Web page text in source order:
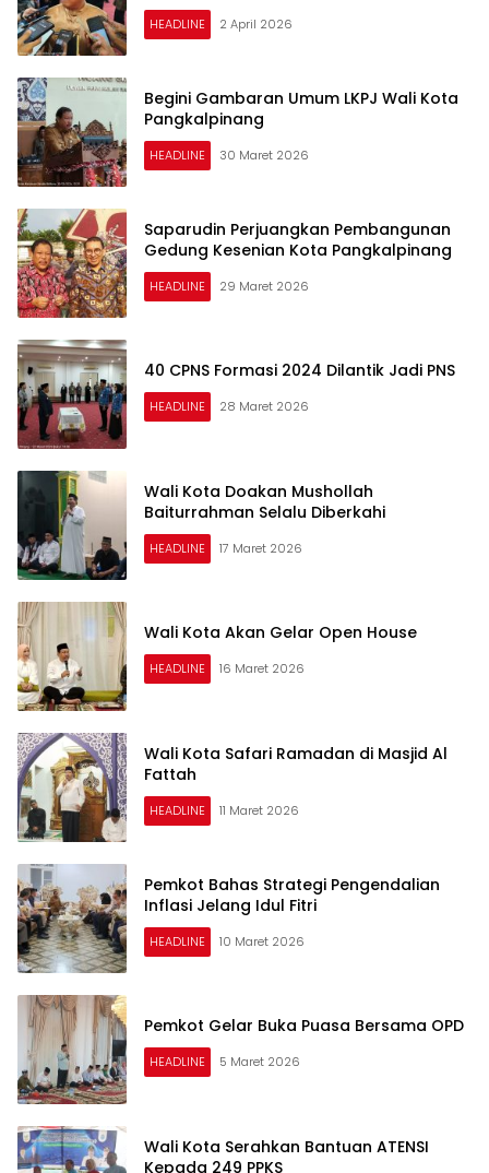
HEADLINE 2 April 2026
Begini Gambaran Umum LKPJ Wali Kota
Pangkalpinang
HEADLINE 30 Maret 2026
Saparudin Perjuangkan Pembangunan
Gedung Kesenian Kota Pangkalpinang
HEADLINE 29 Maret 2026
40 CPNS Formasi 2024 Dilantik Jadi PNS
HEADLINE 28 Maret 2026
Wali Kota Doakan Mushollah
Baiturrahman Selalu Diberkahi
HEADLINE 17 Maret 2026
Wali Kota Akan Gelar Open House
HEADLINE 16 Maret 2026
Wali Kota Safari Ramadan di Masjid Al
Fattah
HEADLINE 11 Maret 2026
Pemkot Bahas Strategi Pengendalian
Inflasi Jelang Idul Fitri
HEADLINE 10 Maret 2026
Pemkot Gelar Buka Puasa Bersama OPD
HEADLINE 5 Maret 2026
Wali Kota Serahkan Bantuan ATENSI
Kepada 249 PPKS